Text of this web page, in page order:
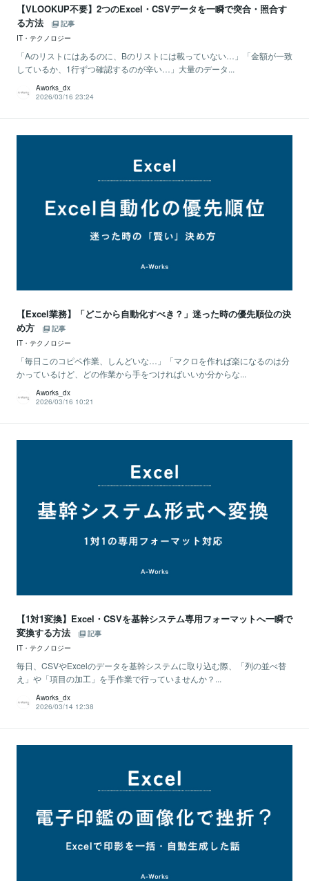
【VLOOKUP不要】2つのExcel・CSVデータを一瞬で突合・照合す
る方法
記事
IT・テクノロジー
「Aのリストにはあるのに、Bのリストには載っていない…」「金額が一致
しているか、1行ずつ確認するのが辛い…」大量のデータ...
Aworks_dx
2026/03/16 23:24
【Excel業務】「どこから自動化すべき？」迷った時の優先順位の決
め方
記事
IT・テクノロジー
「毎日このコピペ作業、しんどいな…」「マクロを作れば楽になるのは分
かっているけど、どの作業から手をつければいいか分からな...
Aworks_dx
2026/03/16 10:21
【1対1変換】Excel・CSVを基幹システム専用フォーマットへ一瞬で
変換する方法
記事
IT・テクノロジー
毎日、CSVやExcelのデータを基幹システムに取り込む際、「列の並べ替
え」や「項目の加工」を手作業で行っていませんか？...
Aworks_dx
2026/03/14 12:38